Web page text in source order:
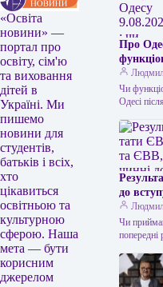
«Освіта
новини» —
портал про
освіту, сім'ю
та виховання
дітей в
Україні. Ми
пишемо
новини для
студентів,
батьків і всіх,
хто
цікавиться
освітньою та
культурною
сферою. Наша
мета — бути
корисним
джерелом
Про
без
Чи
Одесі
напад
до
року
Чи
попередні
до